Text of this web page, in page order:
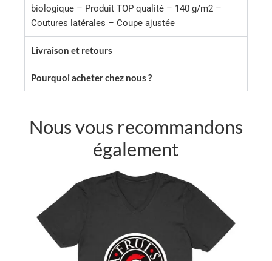
biologique – Produit TOP qualité – 140 g/m2 –
Coutures latérales – Coupe ajustée
Livraison et retours
Pourquoi acheter chez nous ?
Nous vous recommandons
également